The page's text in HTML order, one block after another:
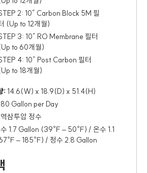
2: 10” Carbon Block 5M 필
(Up to 12개월)
3: 10” RO Membrane 필터
to 60개월)
4: 10” Post Carbon 필터
to 18개월)
: 14.6(W) x 18.9(D) x 51.4(H)
80 Gallon per Day
역삼투압 정수
수 1.7 Gallon (39℉ – 50℉) / 온수 1.1
– 185℉) / 정수 2.8 Gallon